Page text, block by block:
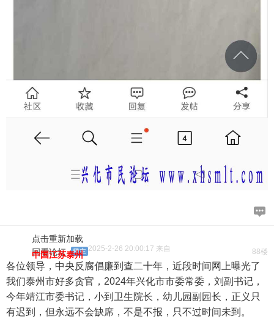
点击重新加载
88楼
回看论坛 楼主 2025-2-26 20:00:17 来自
中国江苏泰州
各位领导，中央反腐倡廉到查二十年，近段时间网上曝光了
我们泰州市好多贪官，2024年兴化市市委常委，刘副书记，
今年靖江市委书记，小到卫生院长，幼儿园副园长，正义只
有迟到，但永远不会缺席，不是不报，只不过时间未到。